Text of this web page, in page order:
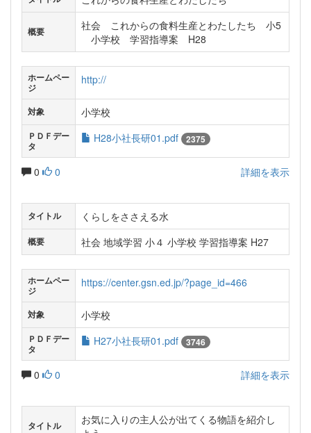
概要
社会 これからの食料生産とわたしたち 小5
小学校 学習指導案 H28
ホームペー
ジ
http://
対象 小学校
ＰＤＦデー
タ
H28小社長研01.pdf 2375
0 0 詳細を表示
タイトル くらしをささえる水
概要 社会 地域学習 小４ 小学校 学習指導案 H27
ホームペー
ジ
https://center.gsn.ed.jp/?page_id=466
対象 小学校
ＰＤＦデー
タ
H27小社長研01.pdf 3746
0 0 詳細を表示
タイトル
お気に入りの主人公が出てくる物語を紹介し